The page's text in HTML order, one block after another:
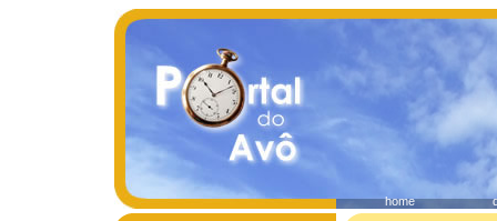
home